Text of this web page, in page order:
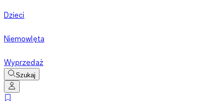
Dzieci
Niemowlęta
Wyprzedaż
Szukaj